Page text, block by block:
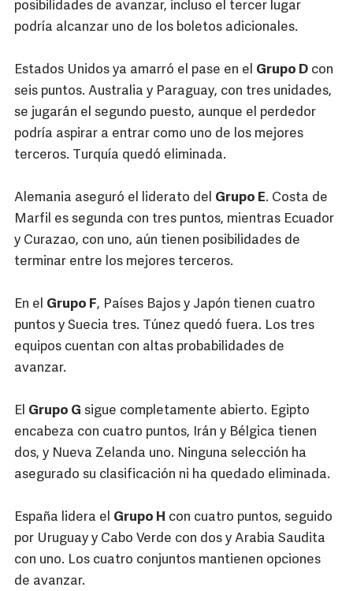
posibilidades de avanzar, incluso el tercer lugar
podría alcanzar uno de los boletos adicionales.
Estados Unidos ya amarró el pase en el Grupo D con
seis puntos. Australia y Paraguay, con tres unidades,
se jugarán el segundo puesto, aunque el perdedor
podría aspirar a entrar como uno de los mejores
terceros. Turquía quedó eliminada.
Alemania aseguró el liderato del Grupo E. Costa de
Marfil es segunda con tres puntos, mientras Ecuador
y Curazao, con uno, aún tienen posibilidades de
terminar entre los mejores terceros.
En el Grupo F, Países Bajos y Japón tienen cuatro
puntos y Suecia tres. Túnez quedó fuera. Los tres
equipos cuentan con altas probabilidades de
avanzar.
El Grupo G sigue completamente abierto. Egipto
encabeza con cuatro puntos, Irán y Bélgica tienen
dos, y Nueva Zelanda uno. Ninguna selección ha
asegurado su clasificación ni ha quedado eliminada.
España lidera el Grupo H con cuatro puntos, seguido
por Uruguay y Cabo Verde con dos y Arabia Saudita
con uno. Los cuatro conjuntos mantienen opciones
de avanzar.